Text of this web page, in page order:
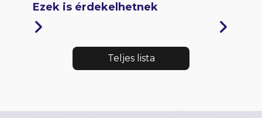
Ezek is érdekelhetnek
Teljes lista